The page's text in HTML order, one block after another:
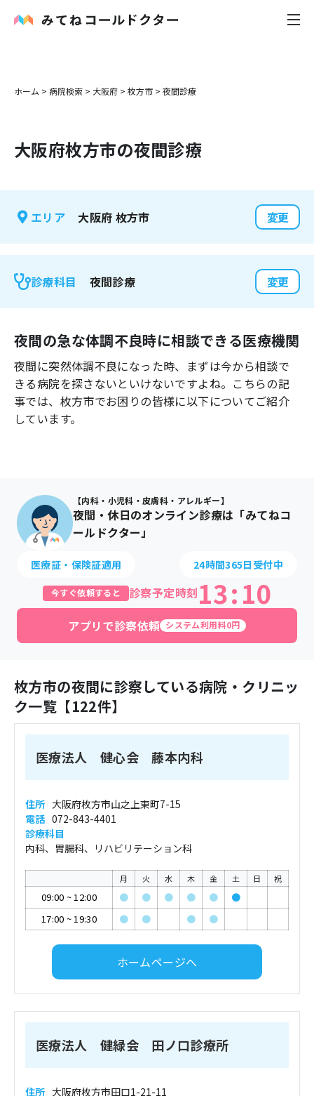
内科
花粉症
感染症
よくあるご質問
ホーム > 病院検索 > 大阪府 > 枚方市 > 夜間診療
大阪府枚方市の夜間診療
エリア 大阪府 枚方市 変更
診療科目 夜間診療 変更
夜間の急な体調不良時に相談できる医療機関
夜間に突然体調不良になった時、まずは今から相談で
きる病院を探さないといけないですよね。こちらの記
事では、 枚方市でお困りの皆様に以下についてご紹介
しています。
【内科・小児科・皮膚科・アレルギー】
夜間・休日のオンライン診療は「みてねコ
ールドクター」
医療証・保険証適用 24時間365日受付中
今すぐ依頼すると 診察予定時刻13:10
アプリで診察依頼 システム利用料0円
枚方市の夜間に診察している病院・クリニッ
ク一覧【122件】
医療法人 健心会 藤本内科
住所 大阪府枚方市山之上東町7-15
電話 072-843-4401
診療科目
内科、胃腸科、リハビリテーション科
月 火 水 木 金 土 日 祝
09:00 ~12:00 ● ● ● ● ●
●
17:00 ~19:30 ● ● ● ●
ホームページへ
医療法人 健緑会 田ノ口診療所
住所 大阪府枚方市田口1-21-11